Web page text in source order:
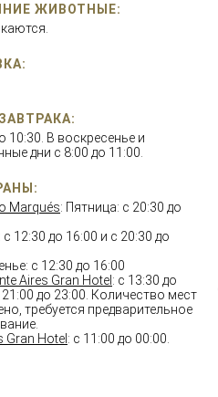
ЖИВОТНЫЕ:
10:30. В воскресенье и
дни с 8:00 до 11:00.
Marqués: Пятница: с 20:30 до
12:30 до 16:00 и с 20:30 до
с 12:30 до 16:00
Aires Gran Hotel : с 13:30 до
21:00 до 23:00. Количество мест
требуется предварительное
Gran Hotel : с 11:00 до 00:00.